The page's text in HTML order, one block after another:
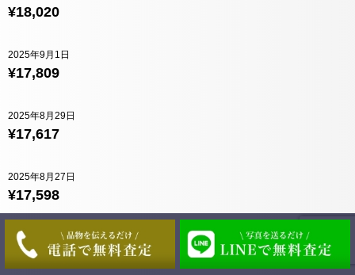
¥18,020
¥17,809
2025年9月1日
¥17,617
2025年8月29日
¥17,598
2025年8月27日
¥17,493
2025年8月26日